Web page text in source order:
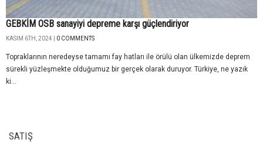
GEBKİM OSB sanayiyi depreme karşı güçlendiriyor
KASIM 6TH, 2024 | 0 COMMENTS
Topraklarının neredeyse tamamı fay hatları ile örülü olan ülkemizde deprem
sürekli yüzleşmekte olduğumuz bir gerçek olarak duruyor. Türkiye, ne yazık
ki...
SATIŞ